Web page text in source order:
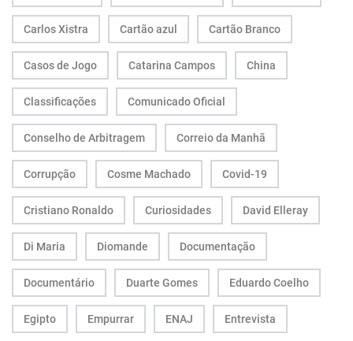
Carlos Xistra Cartão azul Cartão Branco
Casos de Jogo Catarina Campos China
Classificações Comunicado Oficial
Conselho de Arbitragem Correio da Manhã
Corrupção Cosme Machado Covid-19
Cristiano Ronaldo Curiosidades David Elleray
Di Maria Diomande Documentação
Documentário Duarte Gomes Eduardo Coelho
Egipto Empurrar ENAJ Entrevista